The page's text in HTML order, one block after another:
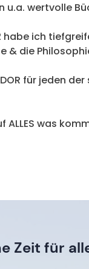
wertvolle
ich
die
für jeden
ALLES was
Zeit für